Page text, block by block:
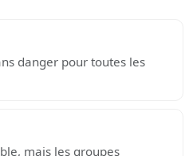
danger pour toutes les
mais les groupes